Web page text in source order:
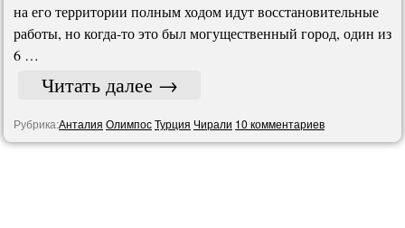
на его территории полным ходом идут восстановительные
работы, но когда-то это был могущественный город, один из
6 …
Читать далее →
Рубрика:Анталия ОлимпосТурция Чирали 10 комментариев